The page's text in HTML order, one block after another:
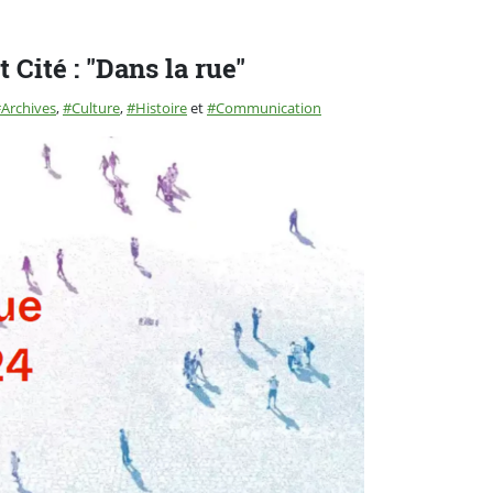
: "Dans la rue"
Archives, Culture, Histoireet Communication